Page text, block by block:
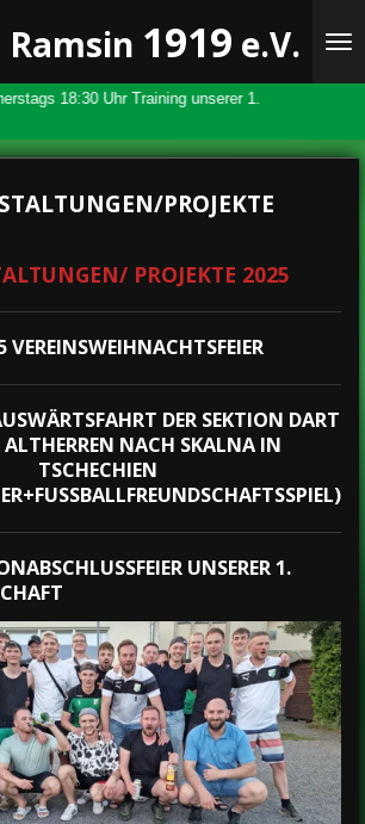
Ramsin 1919 e.V.
PROJEKTE
PROJEKTE 2025
VEREINSWEIHNACHTSFEIER
DER SEKTION DART
NACH SKALNA IN
TSCHECHIEN
UNSERER 1.